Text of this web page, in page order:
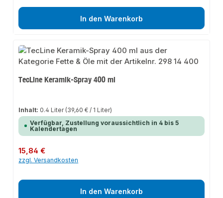
In den Warenkorb
TecLine Keramik-Spray 400 ml
Inhalt: 0.4 Liter (39,60 € / 1 Liter)
Verfügbar, Zustellung voraussichtlich in 4 bis 5
Kalendertagen
Regulärer Preis:
15,84 €
zzgl. Versandkosten
In den Warenkorb